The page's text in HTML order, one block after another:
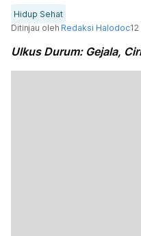
Hidup Sehat
Ditinjau oleh Redaksi Halodoc
Ulkus Durum: Gejala,